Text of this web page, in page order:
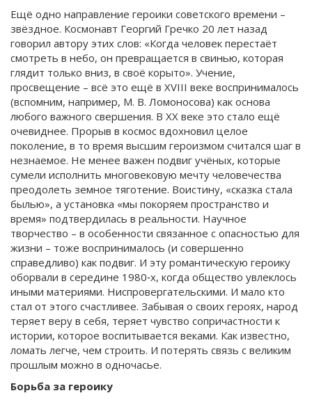
Ещё одно направление героики советского времени –
звёздное. Космонавт Георгий Гречко 20 лет назад
говорил автору этих слов: «Когда человек перестаёт
смотреть в небо, он превращается в свинью, которая
глядит только вниз, в своё корыто». Учение,
просвещение – всё это ещё в XVIII веке воспринималось
(вспомним, например, М. В. Ломоносова) как основа
любого важного свершения. В ХХ веке это стало ещё
очевиднее. Прорыв в космос вдохновил целое
поколение, в то время высшим героизмом считался шаг в
незнаемое. Не менее важен подвиг учёных, которые
сумели исполнить многовековую мечту человечества
преодолеть земное тяготение. Воистину, «сказка стала
былью», а установка «мы покоряем пространство и
время» подтвердилась в реальности. Научное
творчество – в особенности связанное с опасностью для
жизни – тоже воспринималось (и совершенно
справедливо) как подвиг. И эту романтическую героику
оборвали в середине 1980‑х, когда общество увлеклось
иными материями. Ниспровергательскими. И мало кто
стал от этого счастливее. Забывая о своих героях, народ
теряет веру в себя, теряет чувство сопричастности к
истории, которое воспитывается веками. Как известно,
ломать легче, чем строить. И потерять связь с великим
прошлым можно в одночасье.
Борьба за героику